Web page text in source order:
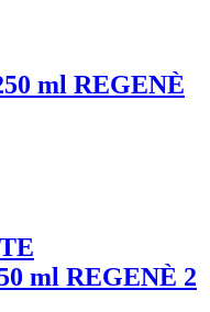
ml REGENÈ
ml REGENÈ 2